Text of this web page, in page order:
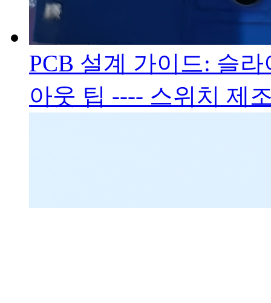
PCB 설계 가이드: 슬
아웃 팁 ---- 스위치 제